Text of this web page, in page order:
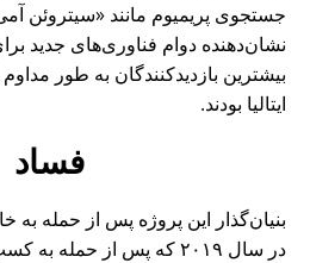
جستجوی پریمیوم مانند
سیتروئن
نشان‌دهنده دوام فناوری‌های جدید
ایتالیا بودند.
فساد
بنیان‌گذار این پروژه پس از حمله به